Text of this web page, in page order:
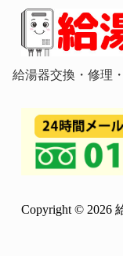
給湯器交換・修理
Copyright © 2026